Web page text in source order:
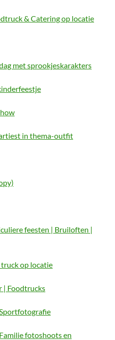
& Catering op locatie
met sprookjeskarakters
in thema-outfit
feesten | Bruiloften |
truck op locatie
| Foodtrucks
fotoshoots en